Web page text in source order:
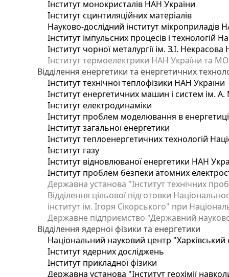
Інститут монокристалів НАН України
Інститут сцинтиляційних матеріалів
Науково-дослідний інститут мікроприладів
Інститут імпульсних процесів і технологій
Інститут чорної металургії ім. З.І.
Інститут термоелектрики НАН України та
Відділення енергетики та енергетичних
Інститут технічної теплофізики НАН України
Інститут енергетичних машин і систем ім.
Інститут електродинаміки
Інститут проблем моделювання в
Інститут загальної енергетики
Інститут теплоенергетичних технологій
Інститут газу
Інститут відновлюваної енергетики НАН
Інститут проблем безпеки атомних
Державна установа "Інститут технічних
Відділення цільової підготовки
інститут ім. Ігоря Сікорського" при
Державне підприємство "Державний
Відділення ядерної фізики та енергетики
Національний науковий центр "Харківський
Інститут ядерних досліджень
Інститут прикладної фізики
Державна установа "Інститут геохімії